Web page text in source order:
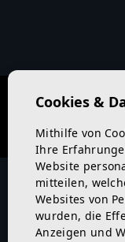
© 2026
Privatsphäre
Immobilie
Cookies &
Mithilfe von
Ihre
Website
mitteilen,
Websites von
wurden, die
Anzeigen und